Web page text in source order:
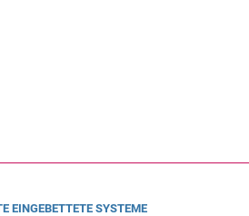
EINGEBETTETE SYSTEME